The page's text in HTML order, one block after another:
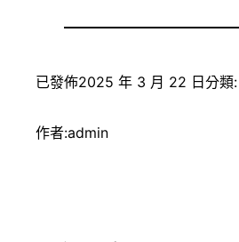
已發佈2025 年 3 月 22 日 分類:
作者:admin